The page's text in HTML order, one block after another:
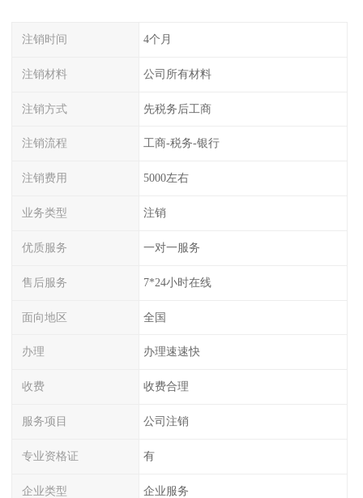
注销时间 4个月
注销材料 公司所有材料
注销方式 先税务后工商
注销流程 工商-税务-银行
注销费用 5000左右
业务类型 注销
优质服务 一对一服务
售后服务 7*24小时在线
面向地区 全国
办理 办理速速快
收费 收费合理
服务项目 公司注销
专业资格证 有
企业类型 企业服务